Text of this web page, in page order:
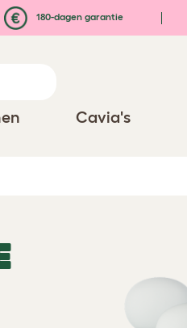
180-dagen garantie
Cavia's